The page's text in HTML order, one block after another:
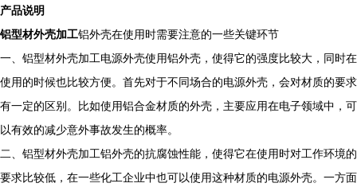
产品说明
铝型材外壳加工铝外壳在使用时需要注意的一些关键环节
一、铝型材外壳加工电源外壳使用铝外壳，使得它的强度比较大，同时在
使用的时候也比较方便。首先对于不同场合的电源外壳，会对材质的要求
有一定的区别。比如使用铝合金材质的外壳，主要应用在电子领域中，可
以有效的减少意外事故发生的概率。
二、铝型材外壳加工铝外壳的抗腐蚀性能，使得它在使用时对工作环境的
要求比较低，在一些化工企业中也可以使用这种材质的电源外壳。一方面